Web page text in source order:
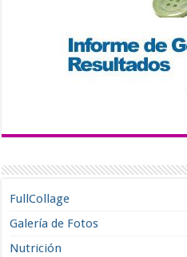
FullCollage
Galería de Fotos
Nutrición